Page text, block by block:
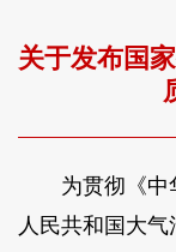
关于发布国
为贯彻《中华
人民共和国大